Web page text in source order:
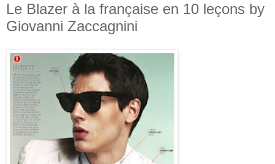
Le Blazer à la française en 10 leçons by
Giovanni Zaccagnini